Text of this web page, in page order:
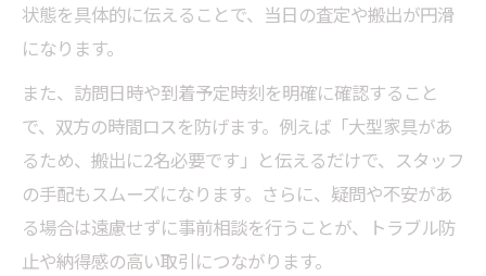
状態を具体的に伝えることで、当日の査定や搬出が円滑
になります。
また、訪問日時や到着予定時刻を明確に確認すること
で、双方の時間ロスを防げます。例えば「大型家具があ
るため、搬出に2名必要です」と伝えるだけで、スタッフ
の手配もスムーズになります。さらに、疑問や不安があ
る場合は遠慮せずに事前相談を行うことが、トラブル防
止や納得感の高い取引につながります。